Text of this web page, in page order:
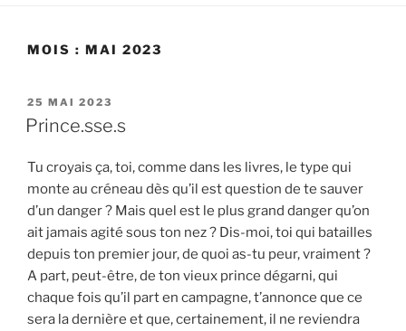
MOIS : MAI 2023
PUBLIÉ
LE
25 MAI 2023
Prince.sse.s
Tu croyais ça, toi, comme dans les livres, le type qui
monte au créneau dès qu’il est question de te sauver
d’un danger ? Mais quel est le plus grand danger qu’on
ait jamais agité sous ton nez ? Dis-moi, toi qui batailles
depuis ton premier jour, de quoi as-tu peur, vraiment ?
A part, peut-être, de ton vieux prince dégarni, qui
chaque fois qu’il part en campagne, t’annonce que ce
sera la dernière et que, certainement, il ne reviendra